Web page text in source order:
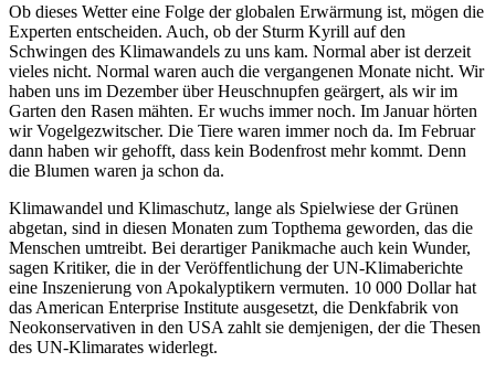
Ob dieses Wetter eine Folge der globalen Erwärmung ist, mögen die
Experten entscheiden. Auch, ob der Sturm Kyrill auf den
Schwingen des Klimawandels zu uns kam. Normal aber ist derzeit
vieles nicht. Normal waren auch die vergangenen Monate nicht. Wir
haben uns im Dezember über Heuschnupfen geärgert, als wir im
Garten den Rasen mähten. Er wuchs immer noch. Im Januar hörten
wir Vogelgezwitscher. Die Tiere waren immer noch da. Im Februar
dann haben wir gehofft, dass kein Bodenfrost mehr kommt. Denn
die Blumen waren ja schon da.
Klimawandel und Klimaschutz, lange als Spielwiese der Grünen
abgetan, sind in diesen Monaten zum Topthema geworden, das die
Menschen umtreibt. Bei derartiger Panikmache auch kein Wunder,
sagen Kritiker, die in der Veröffentlichung der UN-Klimaberichte
eine Inszenierung von Apokalyptikern vermuten. 10 000 Dollar hat
das American Enterprise Institute ausgesetzt, die Denkfabrik von
Neokonservativen in den USA zahlt sie demjenigen, der die Thesen
des UN-Klimarates widerlegt.